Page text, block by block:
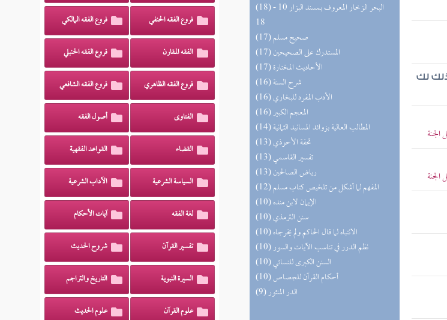
(18) البحر الزخار المعروف بمسند البزار 10 -
18
(17) صحيح مسلم
(17) المستدرك على الصحيحين
(17) الأحاديث المختارة
(16) شرح السنة
(16) الأدب المفرد للبخاري
(16) المعجم الكبير
(14) المطالب العالية بزوائد المسانيد الثمانية
(13) تحفة الأحوذي
(13) تفسير القاسمي
(13) رياض الصالحين
(12) المفهم لما أشكل من تلخيص كتاب مسلم
(10) الإيمان لابن منده
(10) سنن الترمذي
(10) الانتباه لما قال الحاكم ولم يخرجاه
(10) نظم الدرر في تناسب الآيات والسور
(10) السنن الكبرى للنسائي
(10) أحكام القرآن للجصاص
(9) الدر المنثور
لك
فروع الفقه الحنفي فروع الفقه المالكي
الفقه المقارن فروع الفقه الحنبلي
فروع الفقه الظاهري فروع الفقه الشافعي
الفتاوى أصول الفقه
القضاء القواعد الفقهية
السياسة الشرعية الآداب الشرعية
لغة الفقه آيات الأحكام
تفسير القرآن شروح الحديث
السيرة النبوية التاريخ والتراجم
علوم القرآن علوم الحديث